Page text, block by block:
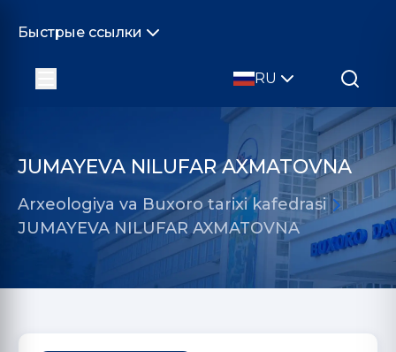
Быстрые ссылки
RU
JUMAYEVA NILUFAR AXMATOVNA
Arxeologiya va Buxoro tarixi kafedrasi
JUMAYEVA NILUFAR AXMATOVNA